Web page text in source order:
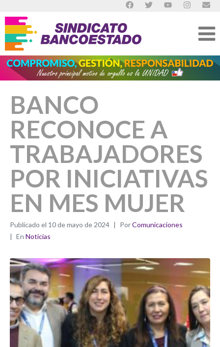
BANCO
RECONOCE A
TRABAJADORES
POR INICIATIVAS
EN MES MUJER
Publicado el 10 de mayo de 2024 PorComunicaciones
En Noticias